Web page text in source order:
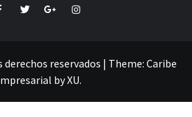
TwitterGoogle+Instagram
reservados | Theme: Caribe
byXU.